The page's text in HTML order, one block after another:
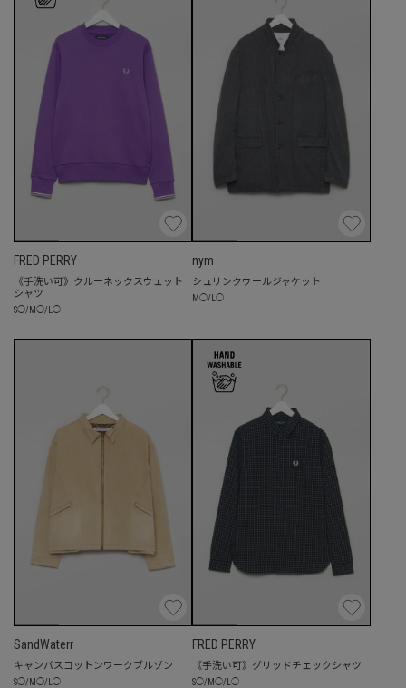
FRED PERRY
《手洗い可》クルーネックスウェット
シャツ
S◯/ M ◯/ ◯
nym
シュリンクウールジャケット
M ◯/ ◯
SandWaterr
キャンバスコットンワークブルゾン
S◯/ M ◯/ ◯
FRED PERRY
《手洗い可》グリッドチェックシャツ
S◯/ M ◯/ ◯